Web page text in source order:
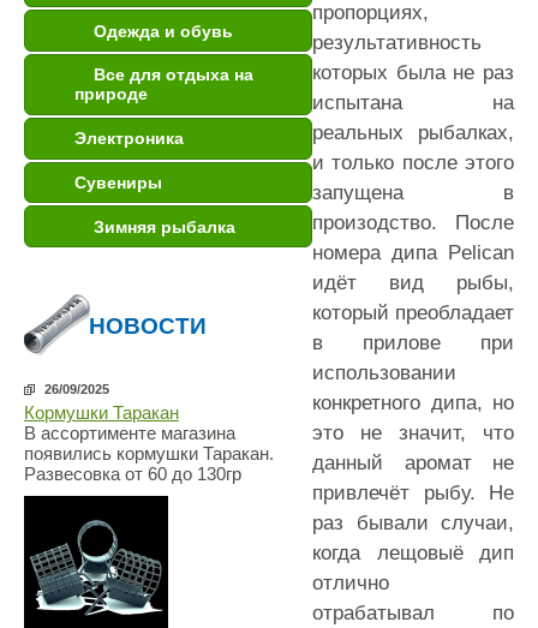
Одежда и обувь
Все для отдыха на
природе
Электроника
Сувениры
Зимняя рыбалка
НОВОСТИ
26/09/2025
Кормушки Таракан
В ассортименте магазина
появились кормушки Таракан.
Развесовка от 60 до 130гр
пропорциях,
результативность
которых была не раз
испытана на
реальных рыбалках,
и только после этого
запущена в
произодство. После
номера дипа Pelican
идёт вид рыбы,
который преобладает
в прилове при
использовании
конкретного дипа, но
это не значит, что
данный аромат не
привлечёт рыбу. Не
раз бывали случаи,
когда лещовыё дип
отлично
отрабатывал по